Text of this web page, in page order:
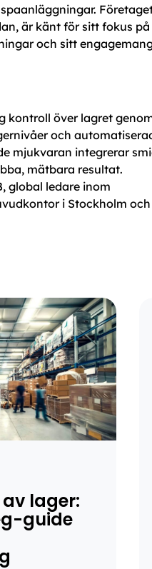
är känt för sitt fokus på
och sitt
kontroll över lagret
och
mjukvaran integrerar
mätbara resultat.
global ledare inom
i Stockholm och
lager:
guide